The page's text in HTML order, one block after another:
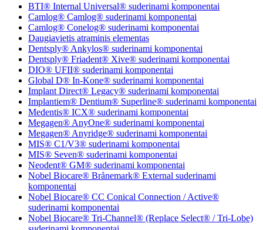
BTI® Internal Universal® suderinami komponentai
Camlog® Camlog® suderinami komponentai
Camlog® Conelog® suderinami komponentai
Daugiavietis atraminis elementas
Dentsply® Ankylos® suderinami komponentai
Dentsply® Friadent® Xive® suderinami komponentai
DIO® UFII® suderinami komponentai
Global D® In-Kone® suderinami komponentai
Implant Direct® Legacy® suderinami komponentai
Implantiem® Dentium® Superline® suderinami komponentai
Medentis® ICX® suderinami komponentai
Megagen® AnyOne® suderinami komponentai
Megagen® Anyridge® suderinami komponentai
MIS® C1/V3® suderinami komponentai
MIS® Seven® suderinami komponentai
Neodent® GM® suderinami komponentai
Nobel Biocare® Brånemark® External suderinami
komponentai
Nobel Biocare® CC Conical Connection / Active®
suderinami komponentai
Nobel Biocare® Tri-Channel® (Replace Select® / Tri-Lobe)